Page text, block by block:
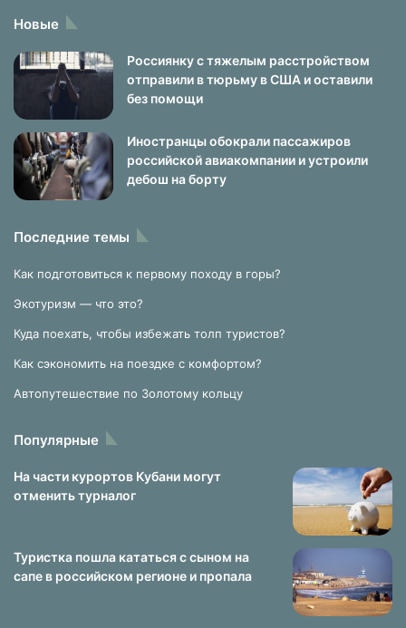
Новые
Россиянку с тяжелым расстройством
отправили в тюрьму в США и оставили
без помощи
Иностранцы обокрали пассажиров
российской авиакомпании и устроили
дебош на борту
Последние темы
Как подготовиться к первому походу в горы?
Экотуризм — что это?
Куда поехать, чтобы избежать толп туристов?
Как сэкономить на поездке с комфортом?
Автопутешествие по Золотому кольцу
Популярные
На части курортов Кубани могут
отменить турналог
Туристка пошла кататься с сыном на
сапе в российском регионе и пропала